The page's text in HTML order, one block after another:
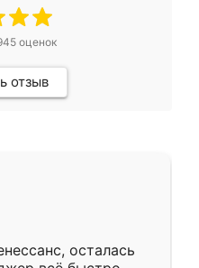
оценок
отзыв
осталась